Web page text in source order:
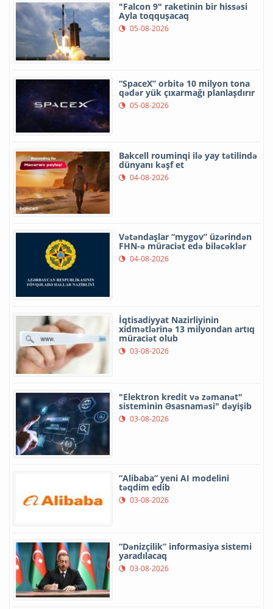
"Falcon 9" raketinin bir hissəsi
Ayla toqquşacaq
05-08-2026
“SpaceX” orbitə 10 milyon tona
qədər yük çıxarmağı planlaşdırır
05-08-2026
Bakcell rouminqi ilə yay tətilində
dünyanı kəşf et
04-08-2026
Vətəndaşlar “mygov” üzərindən
FHN-ə müraciət edə biləcəklər
04-08-2026
İqtisadiyyat Nazirliyinin
xidmətlərinə 13 milyondan artıq
müraciət olub
03-08-2026
"Elektron kredit və zəmanət"
sisteminin Əsasnaməsi" dəyişib
03-08-2026
“Alibaba” yeni AI modelini
təqdim edib
03-08-2026
“Dənizçilik” informasiya sistemi
yaradılacaq
03-08-2026